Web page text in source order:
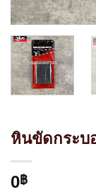
หินขัดกระบ
0฿